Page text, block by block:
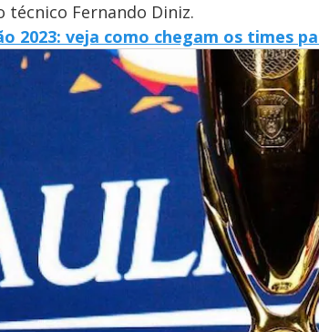
técnico Fernando Diniz.
2023: veja como chegam os times